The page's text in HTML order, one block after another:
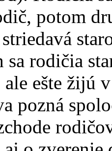
potom
sa rodičia
ešte žijú
pozná